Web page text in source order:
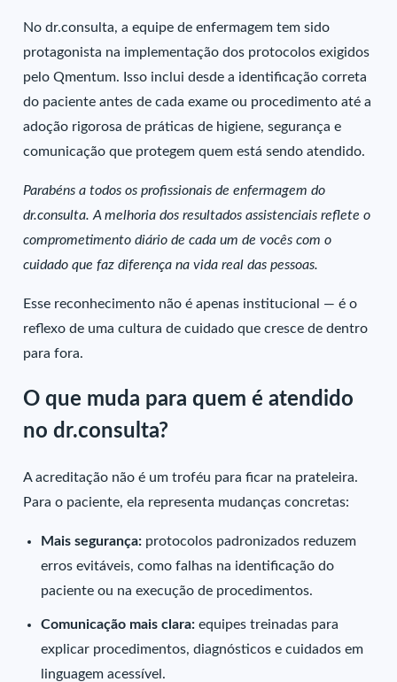
No dr.consulta, a equipe de enfermagem tem sido
protagonista na implementação dos protocolos exigidos
pelo Qmentum. Isso inclui desde a identificação correta
do paciente antes de cada exame ou procedimento até a
adoção rigorosa de práticas de higiene, segurança e
comunicação que protegem quem está sendo atendido.
Parabéns a todos os profissionais de enfermagem do
dr.consulta. A melhoria dos resultados assistenciais reflete o
comprometimento diário de cada um de vocês com o
cuidado que faz diferença na vida real das pessoas.
Esse reconhecimento não é apenas institucional — é o
reflexo de uma cultura de cuidado que cresce de dentro
para fora.
O que muda para quem é atendido
no dr.consulta?
A acreditação não é um troféu para ficar na prateleira.
Para o paciente, ela representa mudanças concretas:
Mais segurança: protocolos padronizados reduzem
erros evitáveis, como falhas na identificação do
paciente ou na execução de procedimentos.
Comunicação mais clara:equipes treinadas para
explicar procedimentos, diagnósticos e cuidados em
linguagem acessível.